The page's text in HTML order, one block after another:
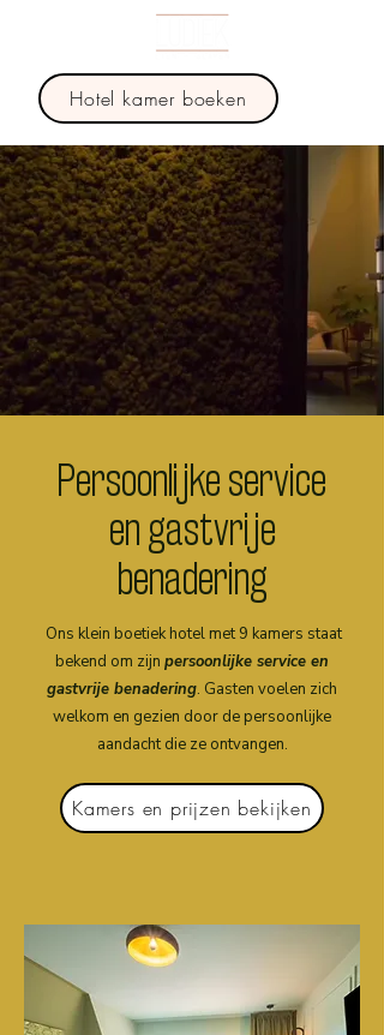
Hotel kamer boeken
Persoonlijke service
en gastvrije
benadering
Ons klein boetiek hotel met 9 kamers staat
bekend om zijn persoonlijke service en
gastvrije benadering. Gasten voelen zich
welkom en gezien door de persoonlijke
aandacht die ze ontvangen.
Kamers en prijzen bekijken